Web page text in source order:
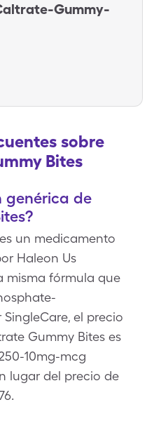
Gummy-
sobre
Bites
genérica de
un medicamento
Haleon Us
misma fórmula que
el precio
Gummy Bites es
10mg-mcg
lugar del precio de